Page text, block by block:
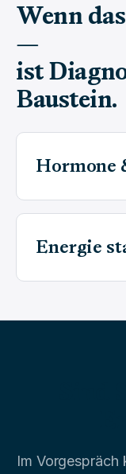
Wenn
—
ist
Baustein.
Hormone
Energie
Im Vorgespräch